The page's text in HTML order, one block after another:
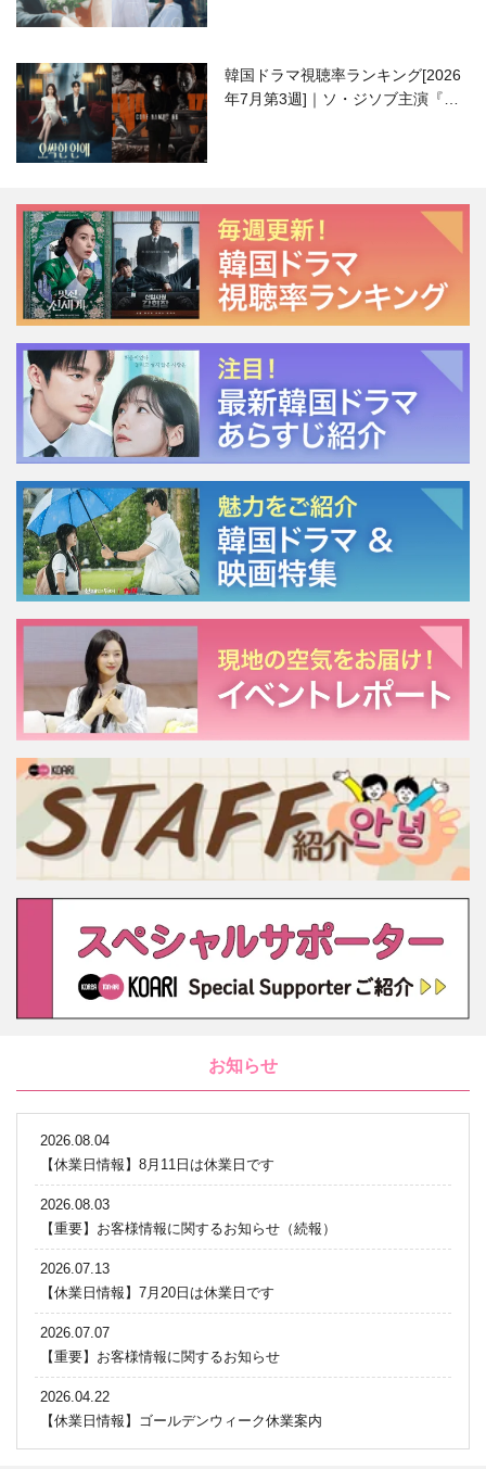
韓国ドラマ視聴率ランキング[2026
年7月第3週]｜ソ・ジソブ主演『エ
お知らせ
2026.08.04
【休業日情報】8月11日は休業日です
2026.08.03
【重要】お客様情報に関するお知らせ（続報）
2026.07.13
【休業日情報】7月20日は休業日です
2026.07.07
【重要】お客様情報に関するお知らせ
2026.04.22
【休業日情報】ゴールデンウィーク休業案内